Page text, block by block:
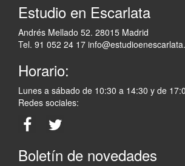
Estudio en Escarlata
Andrés Mellado 52. 28015 Madrid
Tel. 91 052 24 17
Horario:
Lunes a sábado de 10:30 a 14:30 y de
Redes sociales:
Boletín de novedades